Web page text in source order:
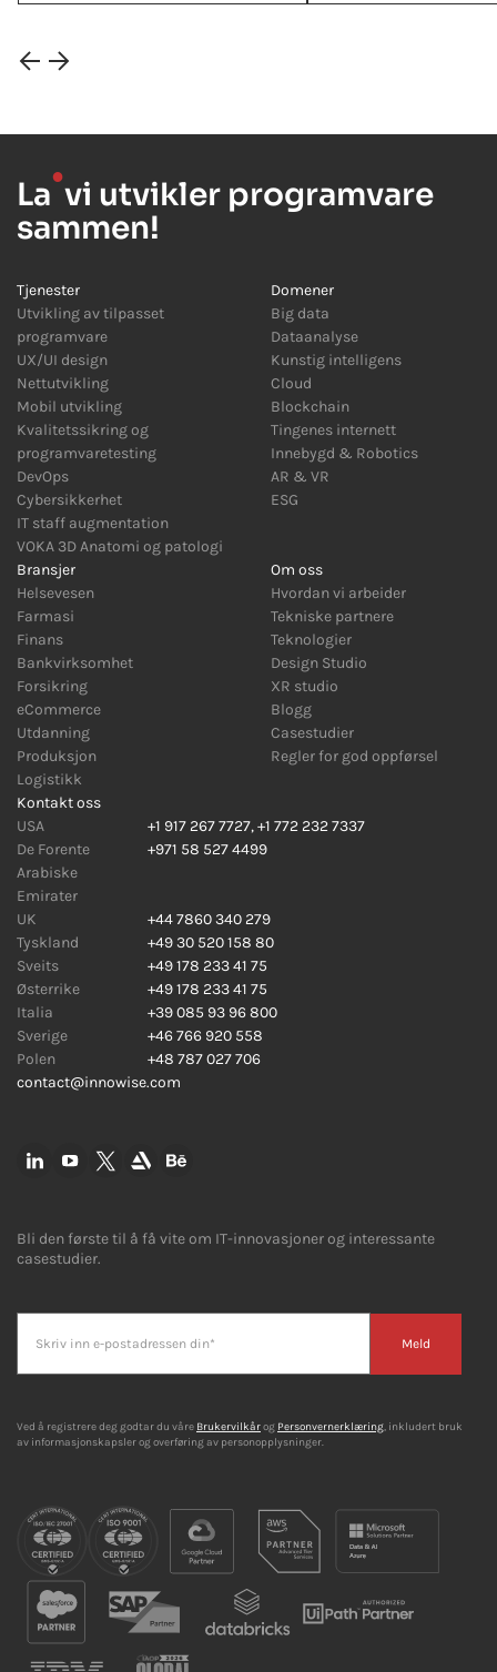
La●vi utvikler programvare
sammen!
Tjenester
Utvikling av tilpasset
programvare
UX/UI design
Nettutvikling
Mobil utvikling
Kvalitetssikring og
programvaretesting
DevOps
Cybersikkerhet
IT staff augmentation
VOKA 3D Anatomi og patologi
Domener
Big data
Dataanalyse
Kunstig intelligens
Cloud
Blockchain
Tingenes internett
Innebygd & Robotics
AR & VR
ESG
Bransjer
Helsevesen
Farmasi
Finans
Bankvirksomhet
Forsikring
eCommerce
Utdanning
Produksjon
Logistikk
Om oss
Hvordan vi arbeider
Tekniske partnere
Teknologier
Design Studio
XR studio
Blogg
Casestudier
Regler for god oppførsel
Kontakt oss
USA
+1 917 267 7727,+1 772 232 7337
De Forente
Arabiske
Emirater
+971 58 527 4499
UK
+44 7860 340 279
Tyskland
+49 30 520 158 80
Sveits
+49 178 233 41 75
Østerrike
+49 178 233 41 75
Italia
+39 085 93 96 800
Sverige
+46 766 920 558
Polen
+48 787 027 706
contact@innowise.com
Bli den første til å få vite om IT-innovasjoner og interessante
casestudier.
Meld
Ved å registrere deg godtar du våre Brukervilkårog Personvernerklæring, inkludert bruk
av informasjonskapsler og overføring av personopplysninger.